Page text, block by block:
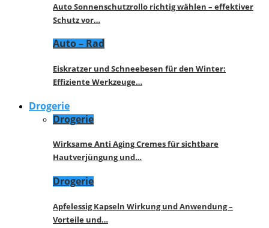
Auto Sonnenschutzrollo richtig wählen – effektiver
Schutz vor…
Auto – Rad
Eiskratzer und Schneebesen für den Winter:
Effiziente Werkzeuge…
Drogerie
Drogerie
Wirksame Anti Aging Cremes für sichtbare
Hautverjüngung und…
Drogerie
Apfelessig Kapseln Wirkung und Anwendung –
Vorteile und…